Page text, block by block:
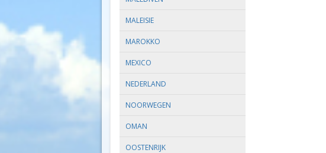
MALEISIE
MAROKKO
MEXICO
NEDERLAND
NOORWEGEN
OMAN
OOSTENRIJK